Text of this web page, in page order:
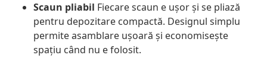
Scaun pliabil Fiecare scaun e ușor și se pliază
pentru depozitare compactă. Designul simplu
permite asamblare ușoară și economisește
spațiu când nu e folosit.